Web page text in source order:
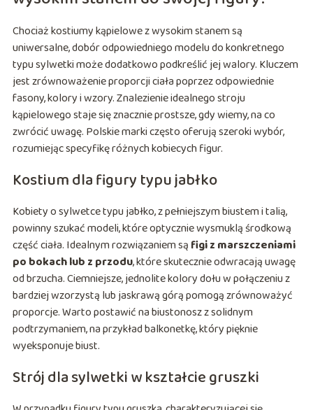
Chociaż kostiumy kąpielowe z wysokim stanem są
uniwersalne, dobór odpowiedniego modelu do konkretnego
typu sylwetki może dodatkowo podkreślić jej walory. Kluczem
jest zrównoważenie proporcji ciała poprzez odpowiednie
fasony, kolory i wzory. Znalezienie idealnego stroju
kąpielowego staje się znacznie prostsze, gdy wiemy, na co
zwrócić uwagę. Polskie marki często oferują szeroki wybór,
rozumiejąc specyfikę różnych kobiecych figur.
Kostium dla figury typu jabłko
Kobiety o sylwetce typu jabłko, z pełniejszym biustem i talią,
powinny szukać modeli, które optycznie wysmuklą środkową
część ciała. Idealnym rozwiązaniem są figi z marszczeniami
po bokach lub z przodu, które skutecznie odwracają uwagę
od brzucha. Ciemniejsze, jednolite kolory dołu w połączeniu z
bardziej wzorzystą lub jaskrawą górą pomogą zrównoważyć
proporcje. Warto postawić na biustonosz z solidnym
podtrzymaniem, na przykład balkonetkę, który pięknie
wyeksponuje biust.
Strój dla sylwetki w kształcie gruszki